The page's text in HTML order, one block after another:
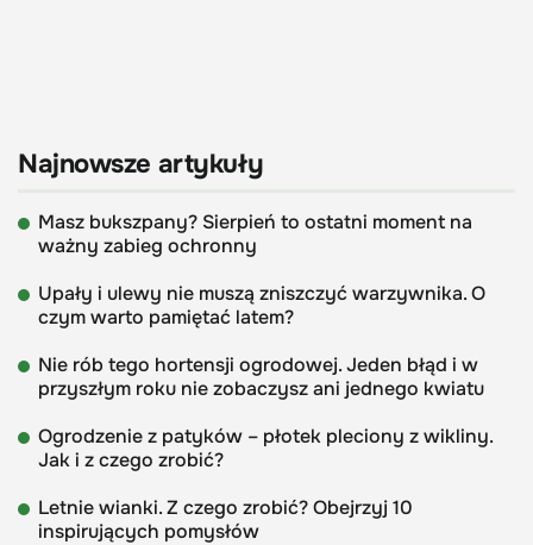
Najnowsze artykuły
Masz bukszpany? Sierpień to ostatni moment na
ważny zabieg ochronny
Upały i ulewy nie muszą zniszczyć warzywnika. O
czym warto pamiętać latem?
Nie rób tego hortensji ogrodowej. Jeden błąd i w
przyszłym roku nie zobaczysz ani jednego kwiatu
Ogrodzenie z patyków – płotek pleciony z wikliny.
Jak i z czego zrobić?
Letnie wianki. Z czego zrobić? Obejrzyj 10
inspirujących pomysłów